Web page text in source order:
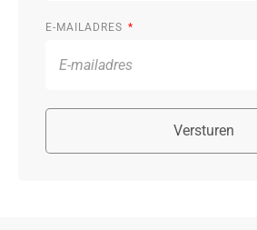
E-MAILADRES
Versturen